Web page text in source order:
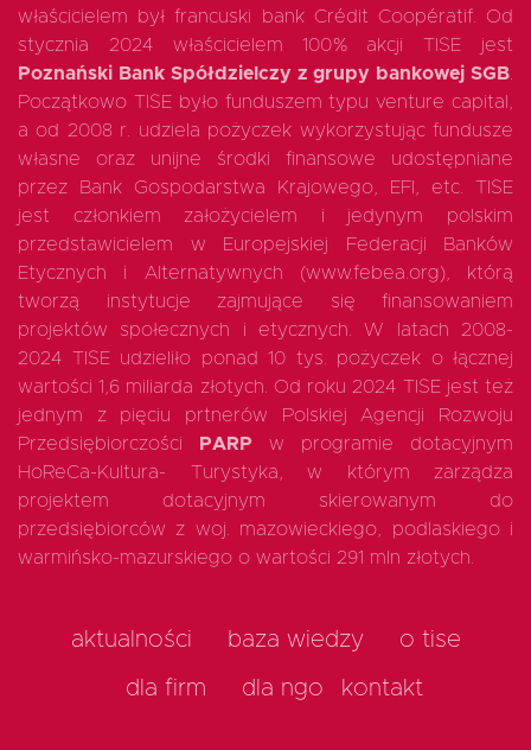
właścicielem był francuski bank Crédit Coopératif. Od
stycznia 2024 właścicielem 100% akcji TISE jest
Poznański Bank Spółdzielczy z grupy bankowej SGB.
Początkowo TISE było funduszem typu venture capital,
a od 2008 r. udziela pożyczek wykorzystując fundusze
własne oraz unijne środki finansowe udostępniane
przez Bank Gospodarstwa Krajowego, EFI, etc. TISE
jest członkiem założycielem i jedynym polskim
przedstawicielem w Europejskiej Federacji Banków
Etycznych i Alternatywnych (www.febea.org), którą
tworzą instytucje zajmujące się finansowaniem
projektów społecznych i etycznych. W latach 2008-
2024 TISE udzieliło ponad 10 tys. pożyczek o łącznej
wartości 1,6 miliarda złotych. Od roku 2024 TISE jest też
jednym z pięciu prtnerów Polskiej Agencji Rozwoju
Przedsiębiorczości
PARP w programie dotacyjnym
HoReCa-Kultura- Turystyka, w którym zarządza
projektem dotacyjnym skierowanym do
przedsiębiorców z woj. mazowieckiego, podlaskiego i
warmińsko-mazurskiego o wartości 291 mln złotych.
aktualności baza wiedzy o tise
dla firm dla ngo kontakt